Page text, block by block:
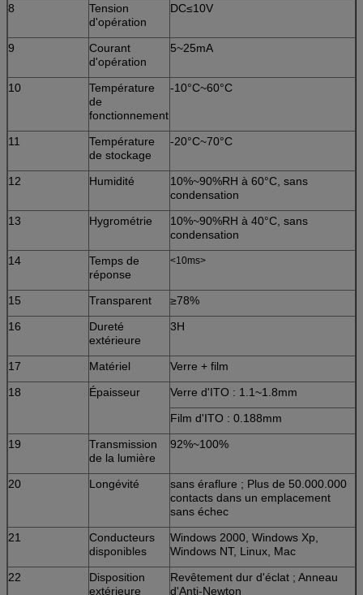
8
Tension
d'opération
DC≤10V
9
Courant
d'opération
5~25mA
10
Température
de
fonctionnement
-10°C~60°C
11
Température
de stockage
-20°C~70°C
12 Humidité
10%~90%RH à 60°C, sans
condensation
13
Hygrométrie
10%~90%RH à 40°C, sans
condensation
14
Temps de
réponse
<10ms>
15 Transparent
≥78%
16
Dureté
extérieure
3H
17 Matériel
Verre + film
18
Épaisseur
Verre d'ITO : 1.1~1.8mm
Film d'ITO : 0.188mm
19
Transmission
de la lumière
92%~100%
20 Longévité
sans éraflure ; Plus de 50.000.000
contacts dans un emplacement
sans échec
21
Conducteurs
disponibles
Windows 2000, Windows Xp,
Windows NT, Linux, Mac
22
Disposition
extérieure
Revêtement dur d'éclat ; Anneau
d'Anti-Newton